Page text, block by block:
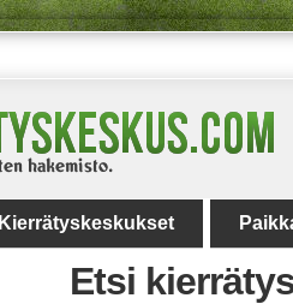
Kierrätyskeskukset
Etsi